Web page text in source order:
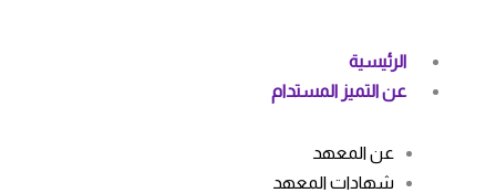
الرئيسية
عن التميز المستدام
عن المعهد
شهادات المعهد